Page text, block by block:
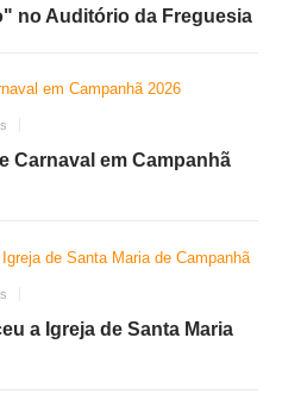
no Auditório da Freguesia
Carnaval em Campanhã
a Igreja de Santa Maria